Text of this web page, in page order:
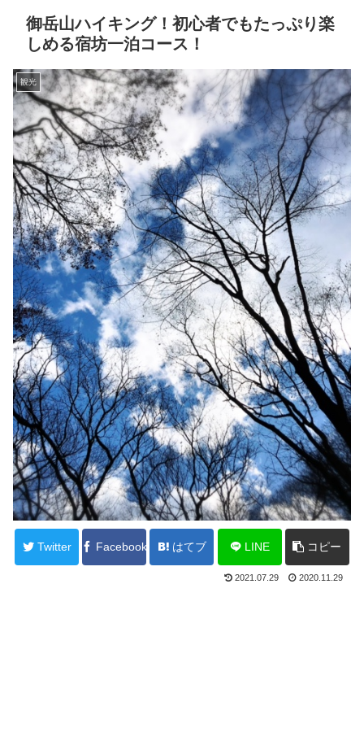
御岳山ハイキング！初心者でもたっぷり楽
しめる宿坊一泊コース！
観光
Twitter Facebook はてブ LINE コピー
2021.07.29 2020.11.29